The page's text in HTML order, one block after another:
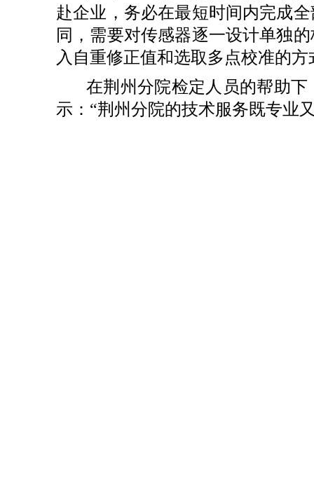
赴企业，务必在最短时间内完成
同，需要对传感器逐一设计单独
入自重修正值和选取多点校准的
在荆州分院检定人员的帮助
示：“荆州分院的技术服务既专业